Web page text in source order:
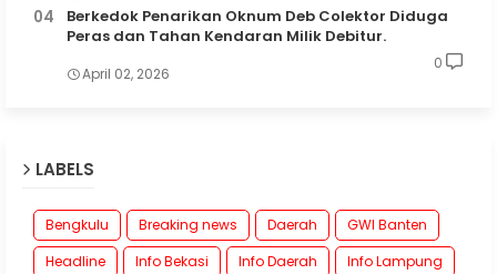
Berkedok Penarikan Oknum Deb Colektor Diduga
Peras dan Tahan Kendaran Milik Debitur.
April 02, 2026
0
LABELS
Bengkulu Breaking news Daerah
GWI Banten
Headline
Info Bekasi Info Daerah
Info Lampung